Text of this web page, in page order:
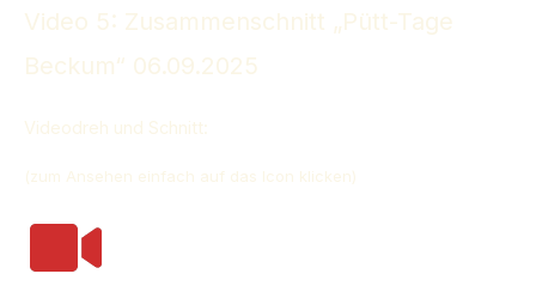
Video 5: Zusammenschnitt „Pütt-Tage
Beckum“ 06.09.2025
Videodreh und Schnitt:
(zum Ansehen einfach auf das Icon klicken)